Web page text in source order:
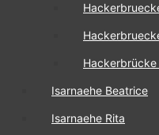
Hackerbrücke
Isarnaehe Beatrice
Isarnaehe Rita